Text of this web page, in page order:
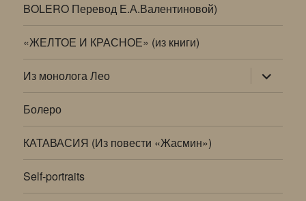
BOLERO Перевод Е.А.Валентиновой)
«ЖЕЛТОЕ И КРАСНОЕ» (из книги)
Из монолога Лео раскрыть
дочернее
меню
Болеро
КАТАВАСИЯ (Из повести «Жасмин»)
Self-portraits